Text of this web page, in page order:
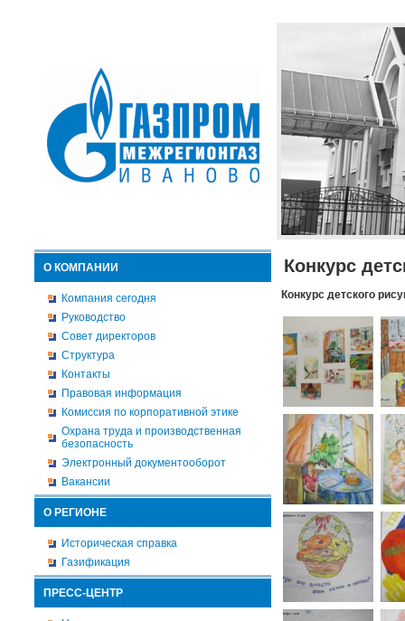
О КОМПАНИИ
Компания сегодня
Руководство
Совет директоров
Структура
Контакты
Правовая информация
Комиссия по корпоративной этике
Охрана труда и производственная
безопасность
Электронный документооборот
Вакансии
О РЕГИОНЕ
Историческая справка
Газификация
ПРЕСС-ЦЕНТР
Конкурс
Конкурс детского